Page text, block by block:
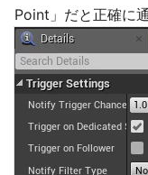
Point」だと正確に